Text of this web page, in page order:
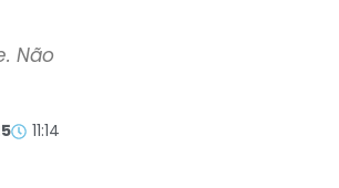
Não
11:14